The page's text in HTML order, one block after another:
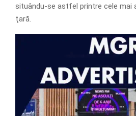
situându-se astfel printre cele mai
ţară.